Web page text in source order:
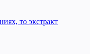
то экстракт